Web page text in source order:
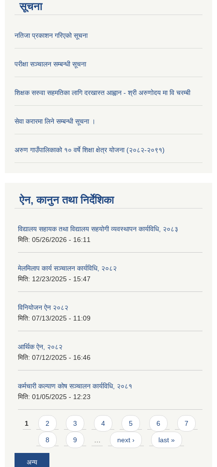
सूचना
नतिजा प्रकाशन गरिएको सूचना
परीक्षा सञ्चालन सम्बन्धी सूचना
शिक्षक सरुवा सहमतिका लागि दरखास्त आह्वान - श्री अरुणोदय मा वि चरम्बी
सेवा करारमा लिने सम्बन्धी सूचना ।
अरुण गाउँपालिकाको १० वर्षे शिक्षा क्षेत्र योजना (२०८२-२०९१)
ऐन, कानुन तथा निर्देशिका
विद्यालय सहायक तथा विद्यालय सहयोगी व्यवस्थापन कार्यविधि, २०८३
मिति: 05/26/2026 - 16:11
मेलमिलाप कार्य सञ्चालन कार्यविधि, २०८२
मिति: 12/23/2025 - 15:47
विनियोजन ऐन २०८२
मिति: 07/13/2025 - 11:09
आर्थिक ऐन, २०८२
मिति: 07/12/2025 - 16:46
कर्मचारी कल्याण कोष सञ्चालन कार्यविधि, २०८१
मिति: 01/05/2025 - 12:23
Pages
1 2 3 4 5 6 7
8 9 next › last »
अन्य